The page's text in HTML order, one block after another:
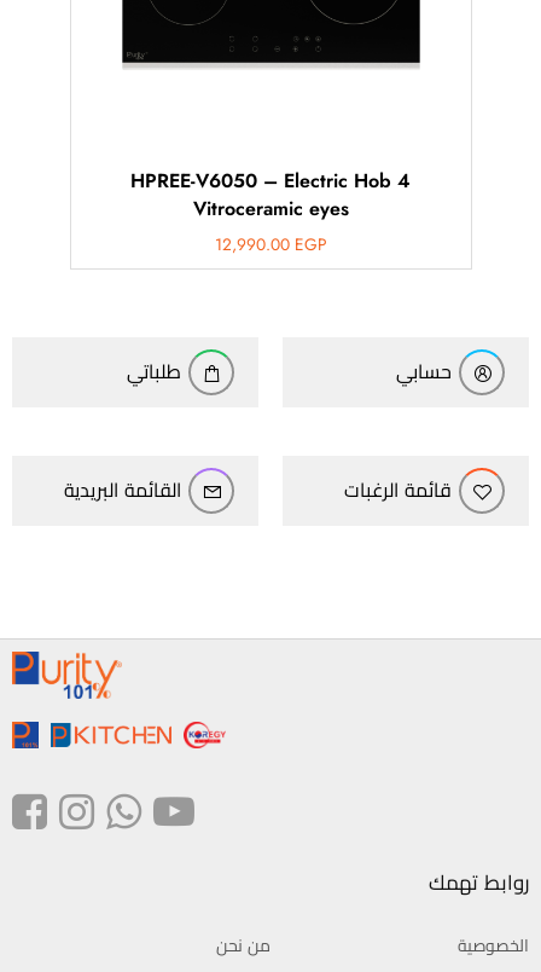
HPREE-V6050 – Electric Hob 4
Vitroceramic eyes
12,990.00 EGP
حسابي طلباتي
قائمة الرغبات القائمة البريدية
روابط تهمك
من نحن الخصوصية